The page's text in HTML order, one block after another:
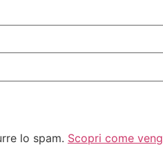
lo spam. Scopri come